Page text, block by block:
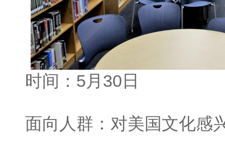
时间：5月30日
面向人群：对美国文化感